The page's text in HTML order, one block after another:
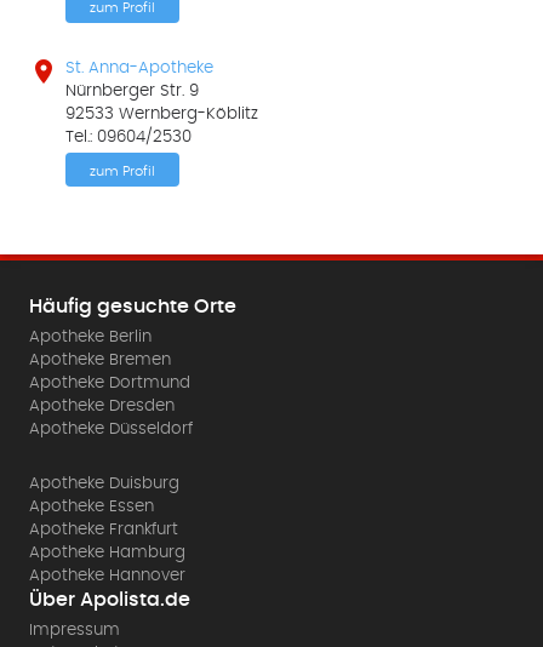
zum Profil

St. Anna-Apotheke
Nürnberger Str. 9
92533 Wernberg-Köblitz
Tel.: 09604/2530
zum Profil
Häufig gesuchte Orte
Apotheke Berlin
Apotheke Bremen
Apotheke Dortmund
Apotheke Dresden
Apotheke Düsseldorf
Apotheke Duisburg
Apotheke Essen
Apotheke Frankfurt
Apotheke Hamburg
Apotheke Hannover
Über Apolista.de
Impressum